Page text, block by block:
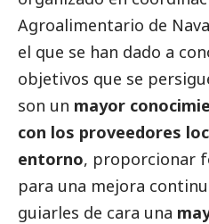
Agroalimentario de
el que se han dado a
objetivos que se
son un mayor
con los proveedores
entorno, proporcionar
para una mejora
guiarles de cara una